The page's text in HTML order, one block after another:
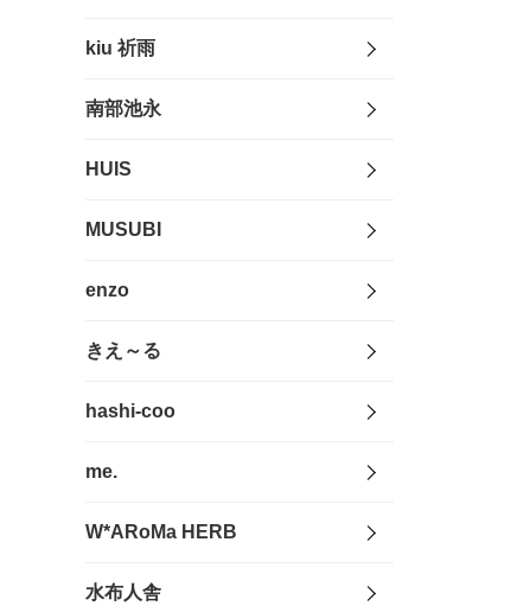
kiu 祈雨
南部池永
HUIS
MUSUBI
enzo
きえ～る
hashi-coo
me.
W*ARoMa HERB
水布人舎